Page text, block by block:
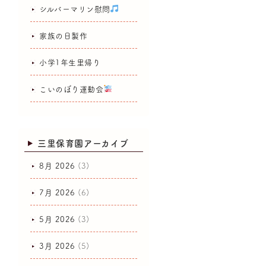
シルバーマリン慰問
家族の日製作
小学1年生里帰り
こいのぼり運動会
三里保育園アーカイブ
8月 2026 (3)
7月 2026 (6)
5月 2026 (3)
3月 2026 (5)